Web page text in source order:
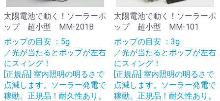
太陽電池で動く！ソーラーポ
ップ 超小型 MM-201B
ポップの目安 ：5g
／光が当たるとポップが左右
にスィング！
[正規品] 室内照明の明るさで
点滅します。ソーラー発電で
稼動。正規品！耐久性あり。
太陽電池で動く！ソーラーポ
ップ 超小型 MM-101
ポップの目安 ：3g
／光が当たるとポップが左右
にスィング！
[正規品] 室内照明の明るさで
点滅します。ソーラー発電で
稼動。正規品！耐久性あり。